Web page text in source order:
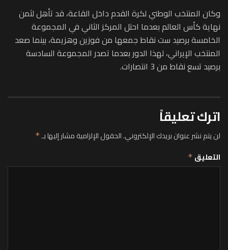
وكان المنتخب الوطني لكرة القدم داخل القاعة، قد تأهل لثمن
نهاية كأس العالم بعدما احتل المركز الثاني في المجموعة
الخامسة برصيد ست نقاط جمعها من فوزين وهزيمة، بينما صعد
المنتخب الإيراني، لهذا الدور بعدما تصدر المجموعة السادسة
برصيد تسع نقاط من 3 انتصارات.
اترك تعليقاً
لن يتم نشر عنوان بريدك الإلكتروني.الحقول الإلزامية مشار إليها بـ*
التعليق *